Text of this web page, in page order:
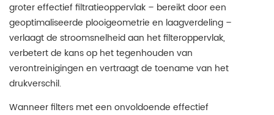
groter effectief filtratieoppervlak – bereikt door een
geoptimaliseerde plooigeometrie en laagverdeling –
verlaagt de stroomsnelheid aan het filteroppervlak,
verbetert de kans op het tegenhouden van
verontreinigingen en vertraagt ​​de toename van het
drukverschil.
Wanneer filters met een onvoldoende effectief